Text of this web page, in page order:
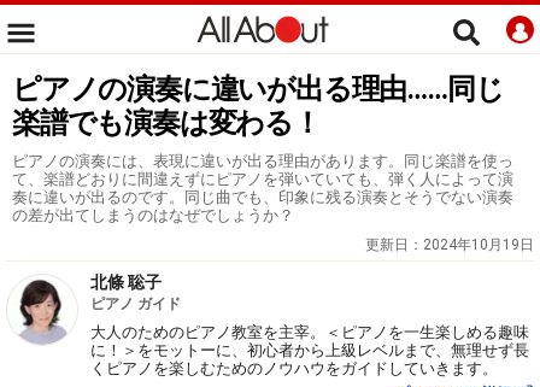
ピアノの演奏に違いが出る理由……同じ
楽譜でも演奏は変わる！
ピアノの演奏には、表現に違いが出る理由があります。同じ楽譜を使っ
て、楽譜どおりに間違えずにピアノを弾いていても、弾く人によって演
奏に違いが出るのです。同じ曲でも、印象に残る演奏とそうでない演奏
の差が出てしまうのはなぜでしょうか？
更新日： 2024年10月19日
北條 聡子
ピアノ ガイド
大人のためのピアノ教室を主宰。＜ピアノを一生楽しめる趣味
に！＞をモットーに、初心者から上級レベルまで、無理せず長
くピアノを楽しむためのノウハウをガイドしていきます。